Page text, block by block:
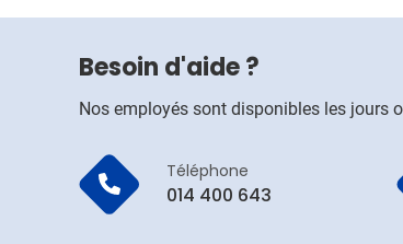
Besoin d'aide ?
Nos employés sont disponibles les jours
Téléphone
014 400 643